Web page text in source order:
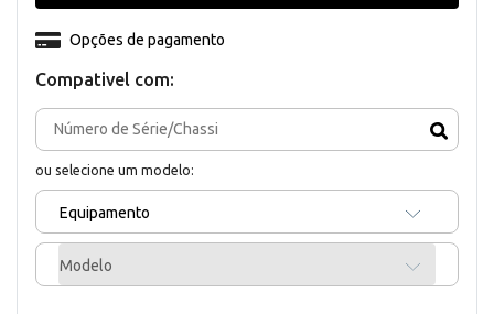
Compativel com:
ou selecione um modelo:
Equipamento
Modelo
Opções de pagamento